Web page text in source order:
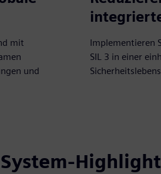
mit
und
Implementieren
SIL 3 in einer